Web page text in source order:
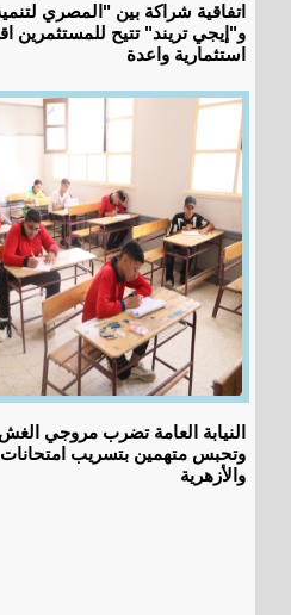
اتفاقية شراكة بين "المصري
و"إيجي تريند" تتيح للمستثمرين
استثمارية واعدة
النيابة العامة تضرب مروجي الغش
وتحبس متهمين بتسريب امتحانات
والأزهرية